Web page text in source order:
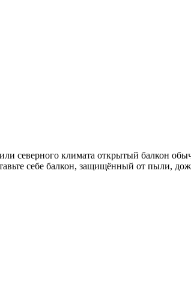
северного климата открытый балкон
себе балкон, защищённый от пыли,